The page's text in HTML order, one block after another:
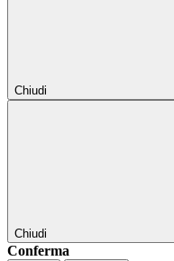
Chiudi
Chiudi
Conferma